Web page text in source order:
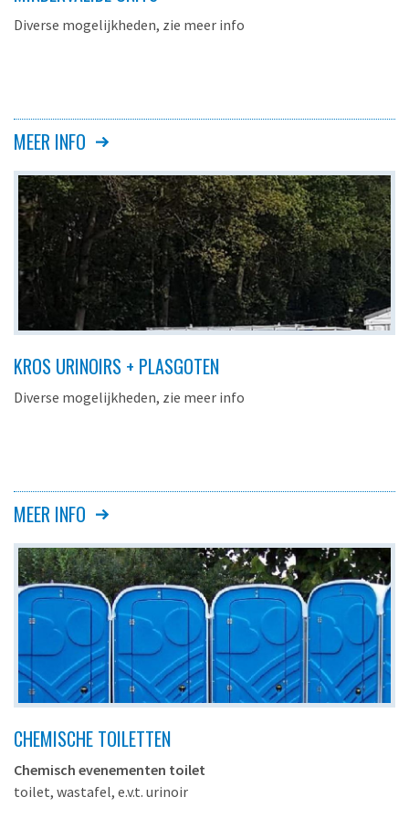
Diverse mogelijkheden, zie meer info
MEER INFO
KROS URINOIRS + PLASGOTEN
Diverse mogelijkheden, zie meer info
MEER INFO
CHEMISCHE TOILETTEN
Chemisch evenementen toilet
toilet, wastafel, e.v.t. urinoir